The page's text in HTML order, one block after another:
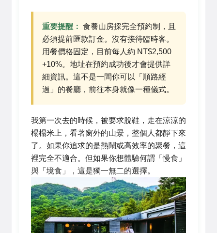
重要提醒： 食養山房採完全預約制，且
必須提前匯款訂金。沒有接待臨時客。
用餐價格固定，目前每人約 NT$2,500
+10%。地址在預約成功後才會提供詳
細資訊。這不是一間你可以「順路經
過」的餐廳，前往本身就像一種儀式。
我第一次去的時候，被要求脫鞋，走在涼涼的
榻榻米上，看著窗外的山景，整個人都靜下來
了。如果你追求的是熱鬧或高效率的聚餐，這
裡完全不適合。但如果你想體驗何謂「慢食」
與「境食」，這是獨一無二的選擇。